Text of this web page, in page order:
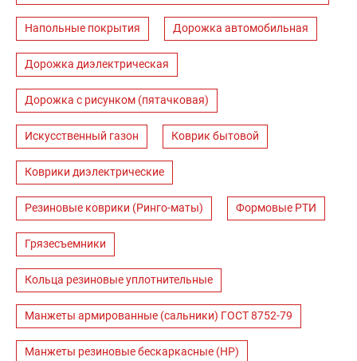
Напольные покрытия Дорожка автомобильная
Дорожка диэлектрическая
Дорожка с рисунком (пятачковая)
Искусственный газон Коврик бытовой
Коврики диэлектрические
Резиновые коврики (Ринго-маты) Формовые РТИ
Грязесъемники
Кольца резиновые уплотнительные
Манжеты армированные (сальники) ГОСТ 8752-79
Манжеты резиновые бескаркасные (НР)